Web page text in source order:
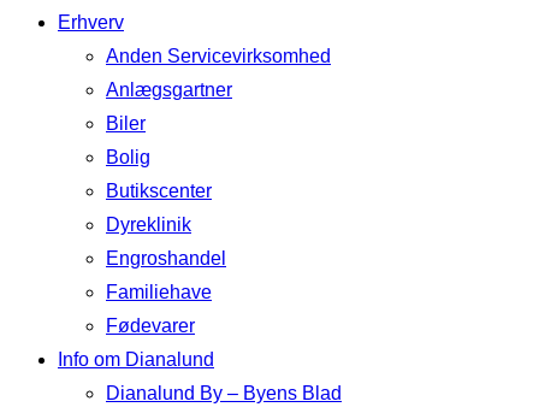
Erhverv
Anden Servicevirksomhed
Anlægsgartner
Biler
Bolig
Butikscenter
Dyreklinik
Engroshandel
Familiehave
Fødevarer
Info om Dianalund
Dianalund By – Byens Blad